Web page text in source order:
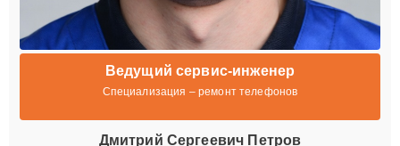
Ведущий сервис-инженер
Специализация – ремонт телефонов
Дмитрий Сергеевич Петров